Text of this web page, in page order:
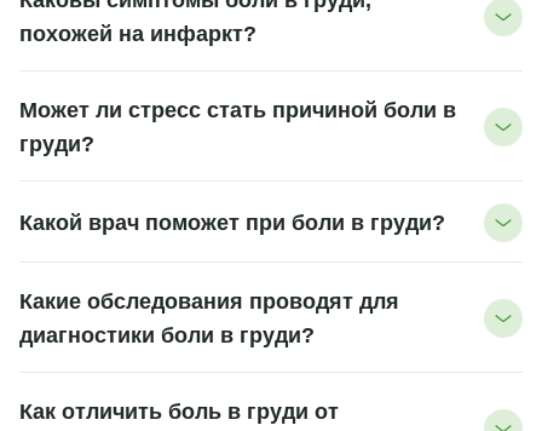
похожей на инфаркт?
Может ли стресс стать причиной боли в
груди?
Какой врач поможет при боли в груди?
Какие обследования проводят для
диагностики боли в груди?
Как отличить боль в груди от